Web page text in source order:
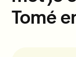
Tomé